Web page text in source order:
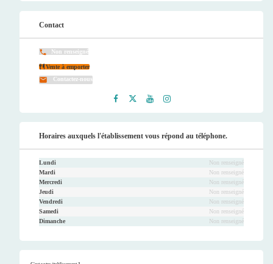
Contact
Non renseigné
Vente à emporter
Contactez-nous
ook
er
be
ram
Horaires auxquels l'établissement vous répond au téléphone.
Lundi
Non renseigné
Mardi
Non renseigné
Mercredi
Non renseigné
Jeudi
Non renseigné
Vendredi
Non renseigné
Samedi
Non renseigné
Dimanche
Non renseigné